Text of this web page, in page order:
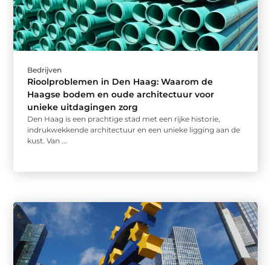
Bedrijven
Rioolproblemen in Den Haag: Waarom de
Haagse bodem en oude architectuur voor
unieke uitdagingen zorg
Den Haag is een prachtige stad met een rijke historie,
indrukwekkende architectuur en een unieke ligging aan de
kust. Van ...